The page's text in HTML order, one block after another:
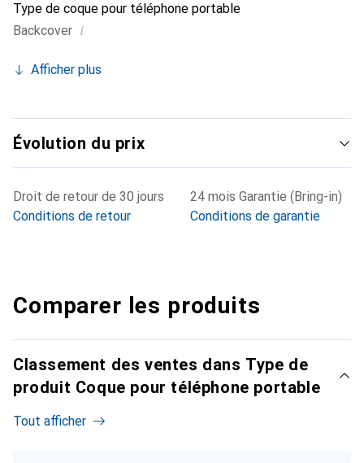
Type de coque pour téléphone portable
Backcover i
Afficher plus
Évolution du prix
Droit de retour de 30 jours
Conditions de retour
24 mois Garantie (Bring-in)
Conditions de garantie
Comparer les produits
Classement des ventes dans Type de
produit Coque pour téléphone portable
Tout afficher